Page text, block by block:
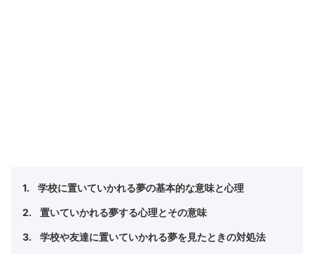
学校に置いていかれる夢の基本的な意味と心理
置いていかれる夢する心理とその意味
学校や友達に置いていかれる夢を見たときの対処法